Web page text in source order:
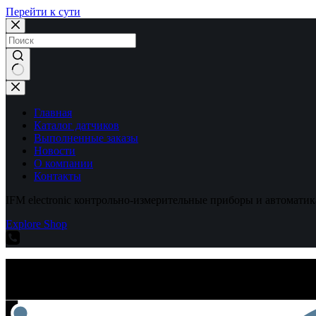
Перейти к сути
Ничего
не
найденоГлавная
Каталог датчиков
Выполненные заказы
Новости
О компании
Контакты
IFM electronic контрольно-измерительные приборы и
Explore Shop